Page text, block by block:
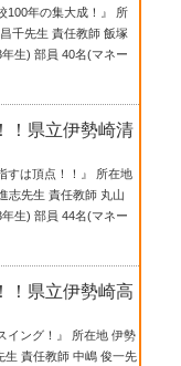
100年の集大成！』 所
千先生 責任教師 飯塚
生) 部員 40名(マネー
！県立伊勢崎清
すは頂点！！』 所在地
志先生 責任教師 丸山
生) 部員 44名(マネー
！県立伊勢崎高
ング！』 所在地 伊勢
生 責任教師 中嶋 俊一先